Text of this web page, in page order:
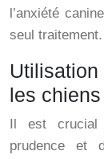
l’anxiété
seul traitement.
les chiens
Il est crucial
prudence et